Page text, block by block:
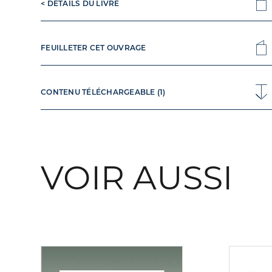
< DÉTAILS DU LIVRE
FEUILLETER CET OUVRAGE
CONTENU TÉLÉCHARGEABLE (1)
VOIR AUSSI